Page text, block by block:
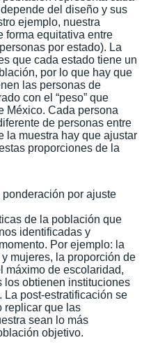
del diseño y sus
ejemplo, nuestra
forma equitativa entre
por estado). La
que cada estado tiene un
por lo que hay que
las personas de
con el “peso” que
México. Cada persona
de personas entre
la muestra hay que ajustar
proporciones de la
por ajuste
de la población que
identificadas y
Por ejemplo: la
mujeres, la proporción de
máximo de escolaridad,
los obtienen instituciones
La post-estratificación se
replicar que las
sean lo más
objetivo.